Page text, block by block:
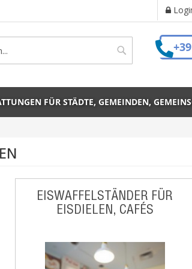
Search
FÜR STÄDTE, GEMEINDEN,
EISWAFFELSTÄNDER FÜR
EISDIELEN, CAFÉS